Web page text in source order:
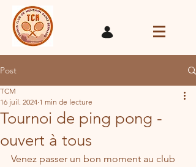
Post
Tournoi de ping pong -
ouvert à tous
TCM
16 juil. 2024 1 min de lecture
Venez passer un bon moment au club